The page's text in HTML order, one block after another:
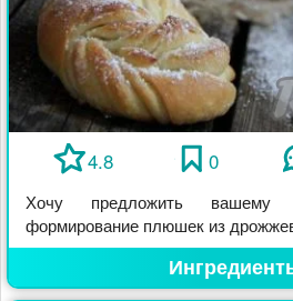
4.8 0
Хочу предложить вашему
формирование плюшек из